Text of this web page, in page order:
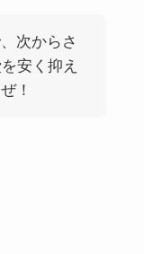
次からさ
安く抑え
！